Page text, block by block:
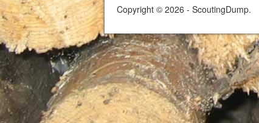
Copyright © 2026 - ScoutingDump.